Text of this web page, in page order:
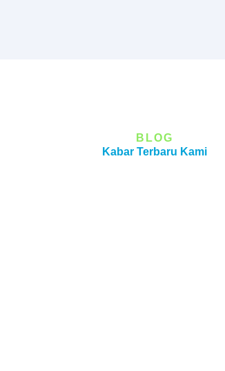
BLOG
Kabar Terbaru Kami